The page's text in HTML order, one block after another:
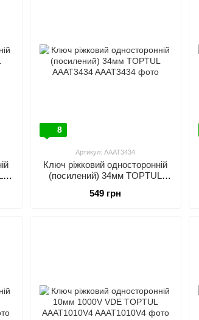
8
Артикул: AAAT3434
Ключ ріжковий односторонній
(посилений) 34мм TOPTUL
549 грн